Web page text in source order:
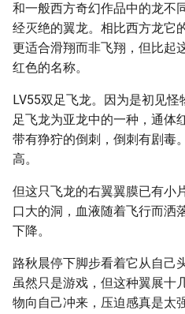
和一般西方奇幻作品中的龙不
经灭绝的翼龙。相比西方龙它
更适合滑翔而非飞翔，但比起
红色的名称。
LV55双足飞龙。因为是初见
足飞龙为亚龙中的一种，通体
带有狰狞的倒刺，倒刺有剧毒
高。
但这只飞龙的右翼翼膜已有小
口大的洞，血液随着飞行而洒
下降。
路秋晨停下脚步看着它从自己
虽然只是游戏，但这种翼展十
物向自己冲来，压迫感真是太